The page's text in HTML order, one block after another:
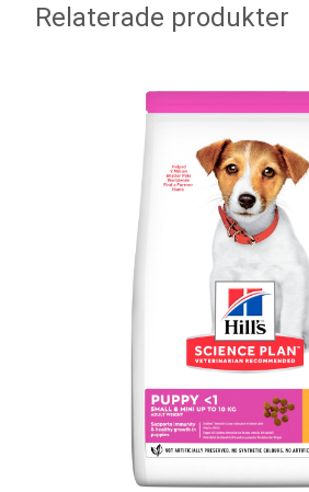
Relaterade produkter